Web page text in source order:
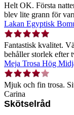
Helt OK. Första
blev lite grann för
Lakan Egyptisk
Fantastisk kvalitet.
behåller storlek efter
Meja Trosa Hög
Mjuk och fin trosa.
Carina
Skötselråd